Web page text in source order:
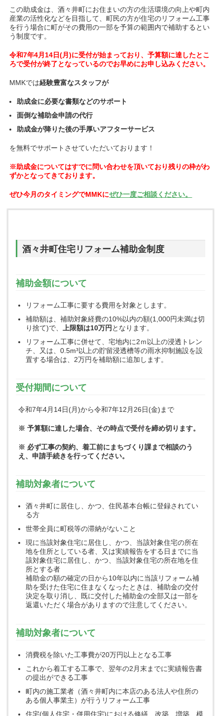
この助成金は、酒々井町にお住まいの方の生活環境の向上や町内
産業の活性化などを目指して、町民の方が住宅のリフォーム工事
を行う場合に町がその費用の一部を予算の範囲内で補助するとい
う制度です。
令和7年4月14日(月)に受付が始まっており、予算額に達したとこ
ろで受付が終了となっているのでお早めにお申し込みください。
MMKでは経験豊富なスタッフが
助成金に必要な書類などのサポート
面倒な補助金申請の代行
助成金が降りた後の手厚いアフターサービス
を無料でサポートさせていただいております！
※助成金についてはすでに問い合わせを頂いており残りの枠がわ
ずかとなってきております。
ぜひ今月のタイミングでMMKにぜひ一度ご相談ください。
酒々井町住宅リフォーム補助金制度
補助金額について
リフォーム工事に要する費用を対象とします。
補助額は、補助対象経費の10%以内の額(1,000円未満は切
り捨て)で、
上限額は10万円 となります。
リフォーム工事に併せて、宅地内に2ｍ以上の浸透トレン
チ、又は、0.5m³以上の貯留浸透槽等の雨水抑制施設を設
置する場合は、2万円を補助額に追加します。
受付期間について
令和7年4月14日(月)から令和7年12月26日(金)まで
※ 予算額に達した場合、その時点で受付を締め切ります。
※ 必ず工事の契約、着工前にまちづくり課まで相談のう
え、申請手続きを行ってください。
補助対象者について
酒々井町に居住し、かつ、住民基本台帳に登録されてい
る方
世帯全員に町税等の滞納がないこと
現に当該対象住宅に居住し、かつ、当該対象住宅の所在
地を住所としている者、又は実績報告をする日までに当
該対象住宅に居住し、かつ、当該対象住宅の所在地を住
所とする者
補助金の額の確定の日から10年以内に当該リフォーム補
助を受けた住宅に住まなくなったときは、補助金の交付
決定を取り消し、既に交付した補助金の全部又は一部を
返還いただく場合がありますので注意してください。
補助対象者について
消費税を除いた工事費が20万円以上となる工事
これから着工する工事で、翌年の2月末までに実績報告書
の提出ができる工事
町内の施工業者（酒々井町内に本店のある法人や住所の
ある個人事業主）が行うリフォーム工事
住宅(個人住宅・併用住宅)における修繕、改築、増築、模